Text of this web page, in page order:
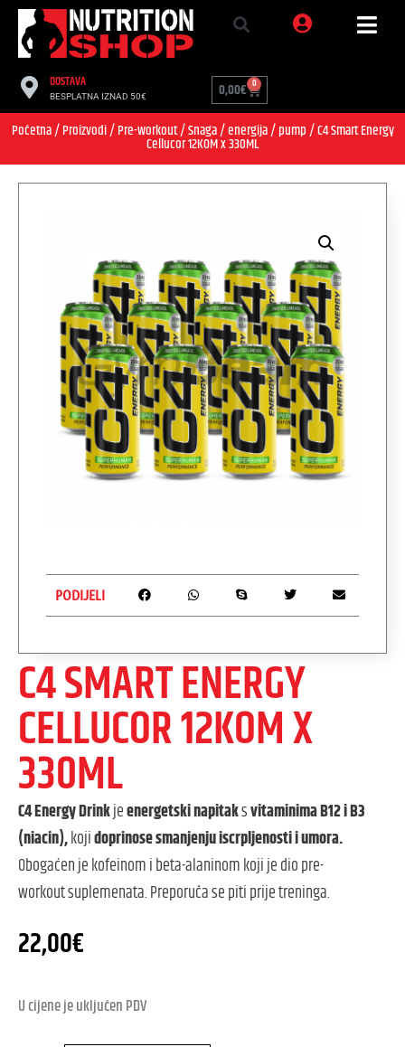
DOSTAVA
BESPLATNA IZNAD 50€ 0,00€ 0
Početna/Proizvodi/Pre-workout/Snaga / energija / pump/ C4 Smart Energy
Cellucor 12KOM x 330ML
C4 SMART ENERGY
CELLUCOR 12KOM X
330ML
C4 Energy Drinkjeenergetski napitaksvitaminima B12 i B3
(niacin),kojidoprinose smanjenju iscrpljenosti i umora.
Obogaćen je kofeinom i beta-alaninom koji je dio pre-
workout suplemenata. Preporuča se piti prije treninga.
22,00€
U cijene je uključen PDV
PODIJELI